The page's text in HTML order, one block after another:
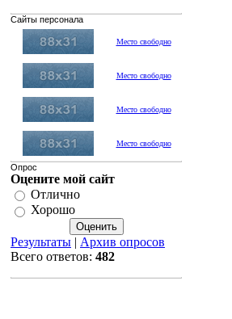
Сайты персонала
Место свободно
Место свободно
Место свободно
Место свободно
Опрос
Оцените мой сайт
Отлично
Хорошо
Результаты | Архив опросов
Всего ответов: 482